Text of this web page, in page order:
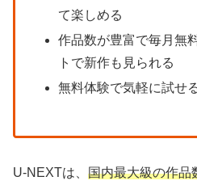
て楽しめる
作品数が豊富で毎月無
トで新作も見られる
無料体験で気軽に試せ
U-NEXTは、 国内最大級の作品